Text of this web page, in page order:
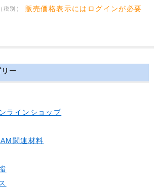
（税別）
販売価格表示にはログインが必要
ー
ラインショップ
関連材料